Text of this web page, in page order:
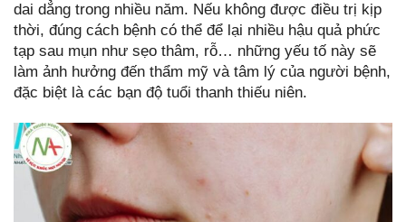
dai dẳng trong nhiều năm. Nếu không được điều trị kịp
thời, đúng cách bệnh có thể để lại nhiều hậu quả phức
tạp sau mụn như sẹo thâm, rỗ… những yếu tố này sẽ
làm ảnh hưởng đến thẩm mỹ và tâm lý của người bệnh,
đặc biệt là các bạn độ tuổi thanh thiếu niên.